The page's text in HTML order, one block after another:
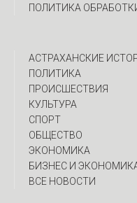
ПОЛИТИКА
АСТРАХАНСКИЕ
ПОЛИТИКА
ПРОИСШЕСТВИЯ
КУЛЬТУРА
СПОРТ
ОБЩЕСТВО
ЭКОНОМИКА
БИЗНЕС И
ВСЕ НОВОСТИ